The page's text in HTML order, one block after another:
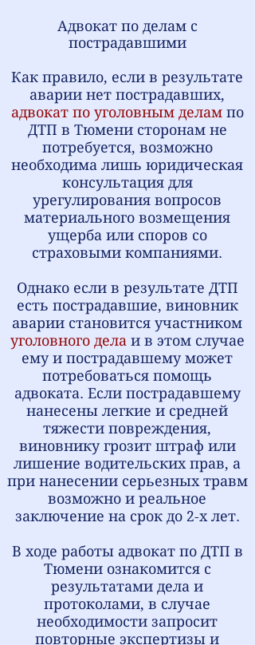
Адвокат по делам с
пострадавшими
Как правило, если в результате
аварии нет пострадавших,
адвокат по уголовным делампо
ДТП в Тюмени сторонам не
потребуется, возможно
необходима лишь юридическая
консультация для
урегулирования вопросов
материального возмещения
ущерба или споров со
страховыми компаниями.
Однако если в результате ДТП
есть пострадавшие, виновник
аварии становится участником
уголовного дела и в этом случае
ему и пострадавшему может
потребоваться помощь
адвоката. Если пострадавшему
нанесены легкие и средней
тяжести повреждения,
виновнику грозит штраф или
лишение водительских прав, а
при нанесении серьезных травм
возможно и реальное
заключение на срок до 2-х лет.
В ходе работы адвокат по ДТП в
Тюмени ознакомится с
результатами дела и
протоколами, в случае
необходимости запросит
повторные экспертизы и